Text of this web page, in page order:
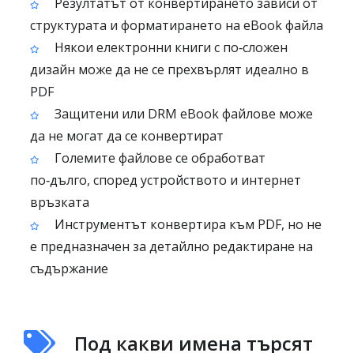
структурата и форматирането на eBook файла
Някои електронни книги с по‑сложен
дизайн може да не се прехвърлят идеално в
PDF
Защитени или DRM eBook файлове може
да не могат да се конвертират
Големите файлове се обработват
по‑дълго, според устройството и интернет
връзката
Инструментът конвертира към PDF, но не
е предназначен за детайлно редактиране на
съдържание
Под какви имена търсят